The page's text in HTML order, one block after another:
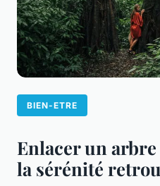
BIEN-ETRE
Enlacer un
la sérénité